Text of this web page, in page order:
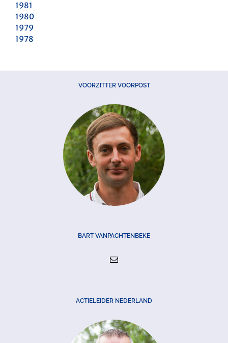
1981
1980
1979
1978
VOORZITTER VOORPOST
BART VANPACHTENBEKE
ACTIELEIDER NEDERLAND